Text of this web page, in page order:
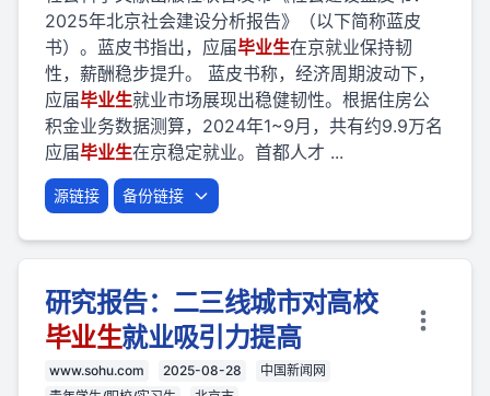
2025年北京社会建设分析报告》（以下简称蓝皮
书）。蓝皮书指出，应届毕业生在京就业保持韧
性，薪酬稳步提升。 蓝皮书称，经济周期波动下，
应届毕业生就业市场展现出稳健韧性。根据住房公
积金业务数据测算，2024年1~9月，共有约9.9万名
应届毕业生在京稳定就业。首都人才 ...
源链接 备份链接
研究报告：二三线城市对高校
毕业生就业吸引力提高
www.sohu.com 2025-08-28
中国新闻网